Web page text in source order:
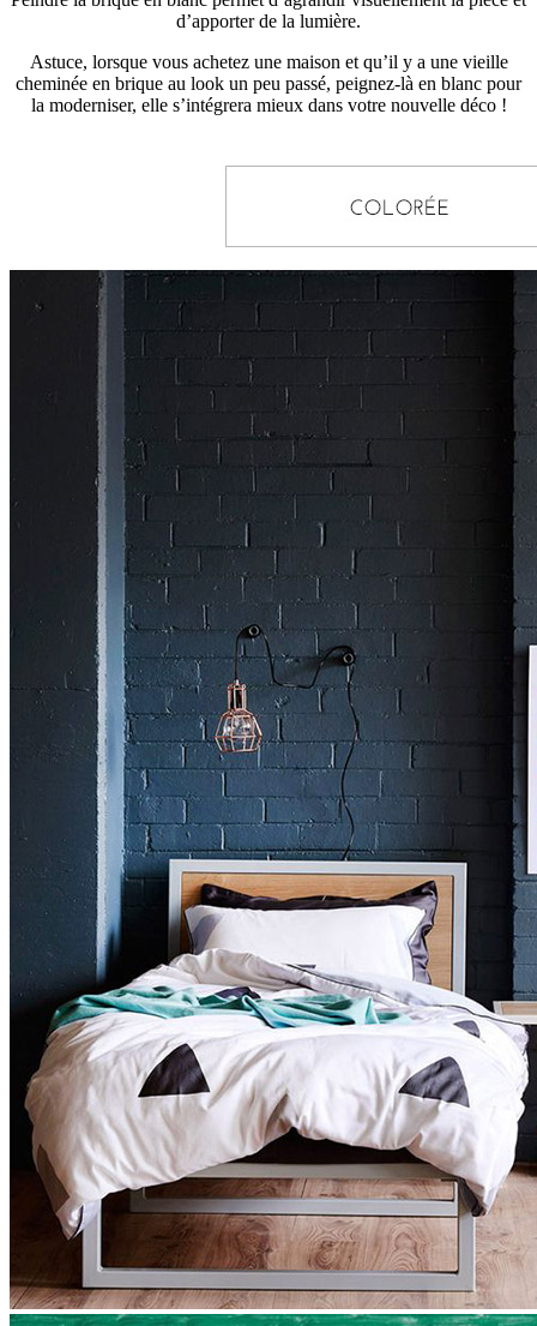
d’apporter de la lumière.
Astuce, lorsque vous achetez une maison et qu’il y a une vieille
cheminée en brique au look un peu passé, peignez-là en blanc pour
la moderniser, elle s’intégrera mieux dans votre nouvelle déco !